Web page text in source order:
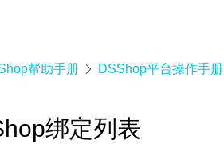
帮助手册  DSShop平台操作手册
绑定列表